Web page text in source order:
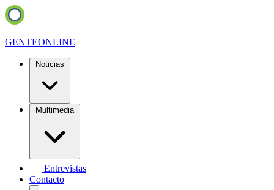
GENTEONLINE
Noticias
Multimedia
Entrevistas
Contacto